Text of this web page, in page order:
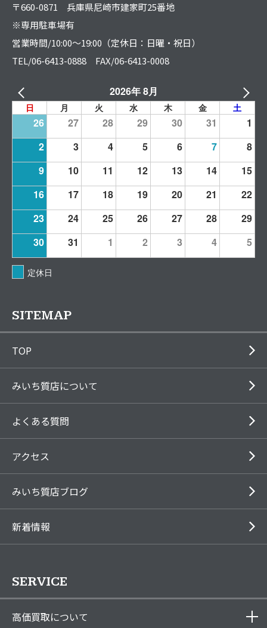
〒660-0871 兵庫県尼崎市建家町25番地
※専用駐車場有
営業時間/10:00～19:00（定休日：日曜・祝日）
TEL/06-6413-0888 FAX/06-6413-0008
2026年 8月
日 月 火 水 木 金 土
26 27 28 29 30 31
1
2
3 4 5 6 7
8
9
10 11 12 13 14
15
16
17 18 19 20 21
22
23
24 25 26 27 28
29
30
31 1 2 3 4 5
定休日
SITEMAP
TOP
みいち質店について
よくある質問
アクセス
みいち質店ブログ
新着情報
SERVICE
高価買取について